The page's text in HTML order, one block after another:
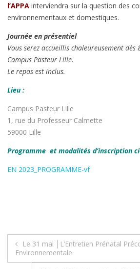
l’APPA interviendra sur la question des
environnementaux et domestiques.
Journée en présentiel
Vous serez accueillis chaleureusement dès
Campus Pasteur Lille.
Le repas est inclus.
Lieu :
Campus Pasteur Lille
1, rue du Professeur Calmette
59000 Lille
Programme et modalités d’inscription
EN 2023_PROGRAMME-vf
Navigation
de
Le 31 mai │L’Entretien Prénatal
Environnementale